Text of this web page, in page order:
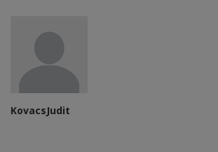
KovacsJudit